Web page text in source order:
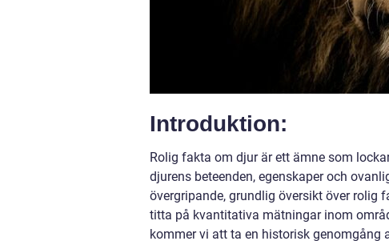
Introduktion:
Rolig fakta om djur är ett ämne som
djurens beteenden, egenskaper och
övergripande, grundlig översikt över rolig
titta på kvantitativa mätningar inom
kommer vi att ta en historisk genomgång